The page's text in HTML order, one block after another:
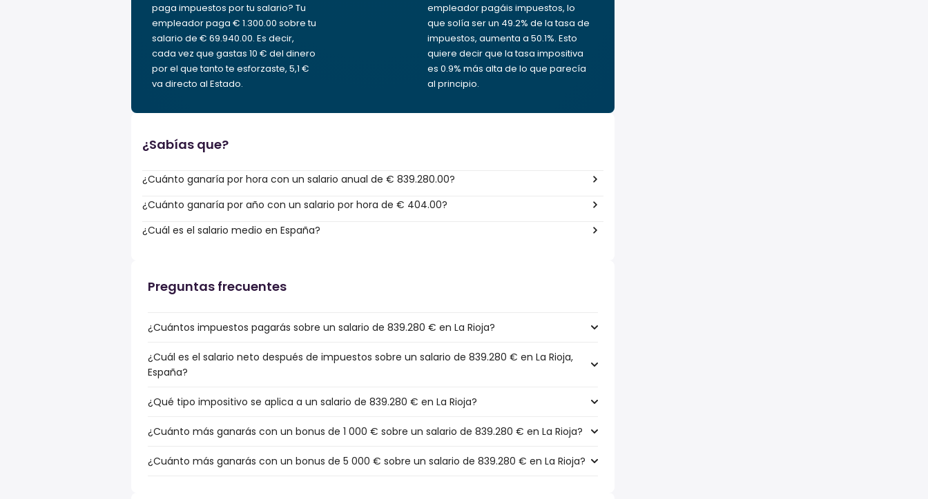
paga impuestos por tu salario? Tu
empleador paga € 1.300.00 sobre tu
salario de € 69.940.00. Es decir,
cada vez que gastas 10 € del dinero
por el que tanto te esforzaste, 5,1 €
va directo al Estado.
empleador pagáis impuestos, lo
que solía ser un 49.2% de la tasa de
impuestos, aumenta a 50.1%. Esto
quiere decir que la tasa impositiva
es 0.9% más alta de lo que parecía
al principio.
¿Sabías que?
¿Cuánto ganaría por hora con un salario anual de € 839.280.00?
¿Cuánto ganaría por año con un salario por hora de € 404.00?
¿Cuál es el salario medio en España?
Preguntas frecuentes
¿Cuántos impuestos pagarás sobre un salario de 839.280 € en La Rioja?
¿Cuál es el salario neto después de impuestos sobre un salario de 839.280 € en La Rioja,
España?
¿Qué tipo impositivo se aplica a un salario de 839.280 € en La Rioja?
¿Cuánto más ganarás con un bonus de 1 000 € sobre un salario de 839.280 € en La Rioja?
¿Cuánto más ganarás con un bonus de 5 000 € sobre un salario de 839.280 € en La Rioja?